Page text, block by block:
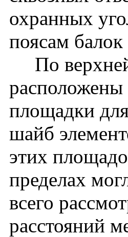
охранных
поясам
По верхней
расположены
площадки
шайб
этих
пределах
всего
расстояний